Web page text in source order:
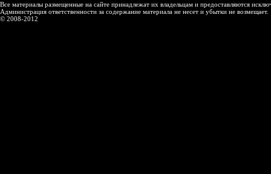
Все материалы размещенные на сайте принадлежат их владельцам и предоставляются
Администрация ответственности за содержание материала не несет и убытки не возмещает.
© 2008-2012